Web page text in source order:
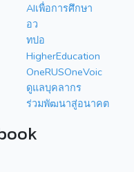
AIเพื่อการศึกษา
อว
ทปอ
HigherEducation
OneRUSOneVoic
ดูแลบุคลากร
ร่วมพัฒนาสู่อนาคต